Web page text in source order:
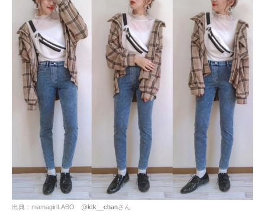
出典：mamagirlLABO @ktk__chanさん